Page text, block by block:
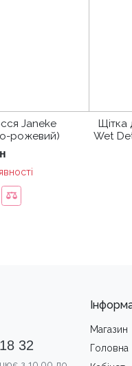
Janeke
рожевий)
Щітка
Wet
32
Магазин
Головна